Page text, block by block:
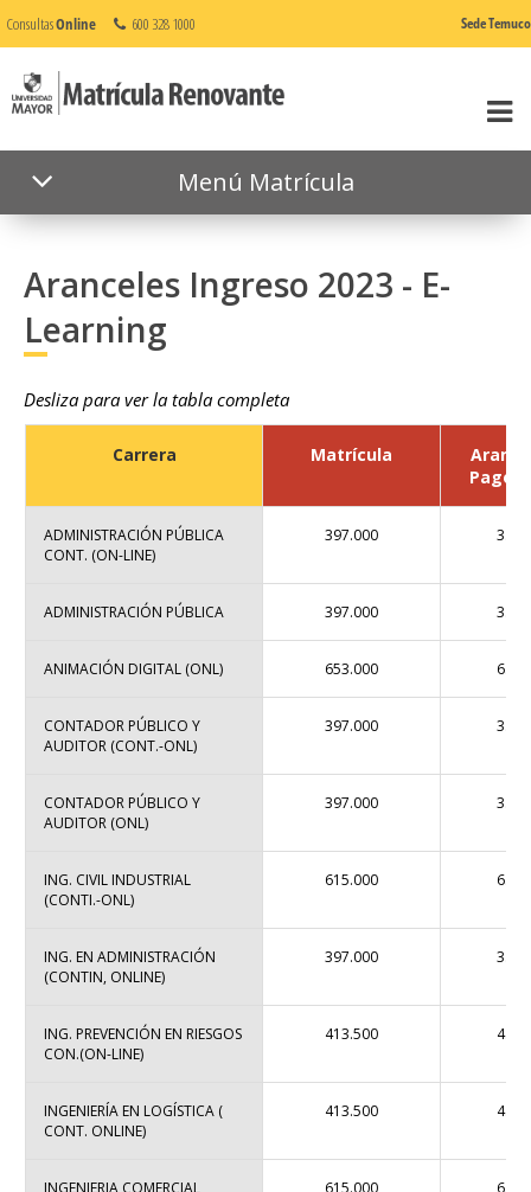
ConsultasOnline 600 328 1000 Sede Temuco
Menú Matrícula
Aranceles Ingreso 2023 - E-
Learning
Desliza para ver la tabla completa
Carrera Matrícula
Pago
ADMINISTRACIÓN PÚBLICA
CONT. (ON-LINE)
397.000
ADMINISTRACIÓN PÚBLICA 397.000
ANIMACIÓN DIGITAL (ONL) 653.000
CONTADOR PÚBLICO Y
AUDITOR (CONT.-ONL)
397.000
CONTADOR PÚBLICO Y
AUDITOR (ONL)
397.000
ING. CIVIL INDUSTRIAL
(CONTI.-ONL)
615.000
ING. EN ADMINISTRACIÓN
(CONTIN, ONLINE)
397.000
ING. PREVENCIÓN EN RIESGOS
CON.(ON-LINE)
413.500
INGENIERÍA EN LOGÍSTICA (
CONT. ONLINE)
413.500
INGENIERIA COMERCIAL
615.000